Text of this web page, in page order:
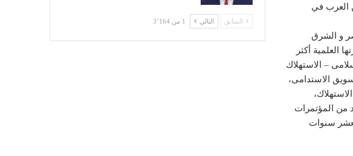
العرب في
و الشرق
العلمية أكثر
– الاستهلاك
الاستدامى،
من المؤتمرات
سنوات
السابق التالي 1 من 3٬164